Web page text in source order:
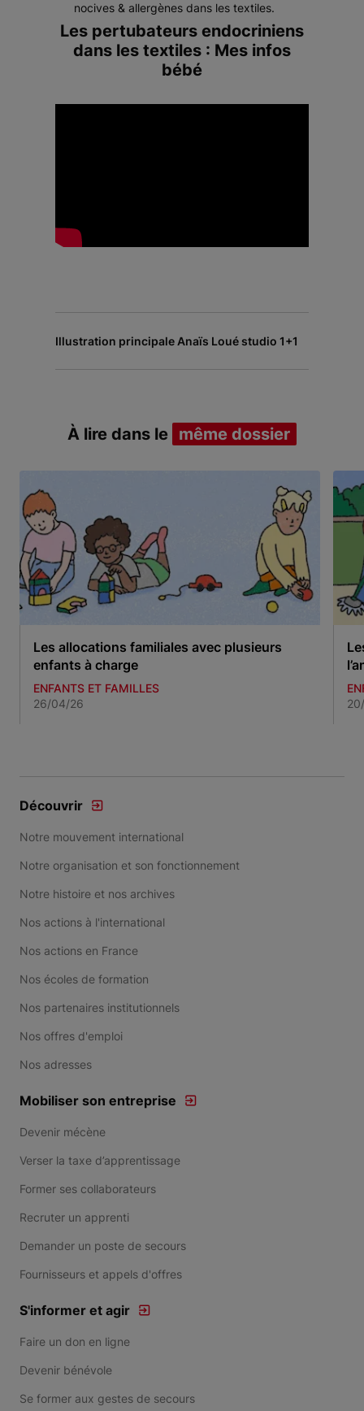
nocives & allergènes dans les textiles.
Les pertubateurs endocriniens
dans les textiles : Mes infos
bébé
Illustration principale Anaïs Loué studio 1+1
À lire dans le même dossier
Les allocations familiales avec plusieurs
enfants à charge
ENFANTS ET FAMILLES
26/04/26
Découvrir
Notre mouvement international
Notre organisation et son fonctionnement
Notre histoire et nos archives
Nos actions à l'international
Nos actions en France
Nos écoles de formation
Nos partenaires institutionnels
Nos offres d'emploi
Nos adresses
Mobiliser son entreprise
Devenir mécène
Verser la taxe d’apprentissage
Former ses collaborateurs
Recruter un apprenti
Demander un poste de secours
Fournisseurs et appels d'offres
S'informer et agir
Faire un don en ligne
Devenir bénévole
Se former aux gestes de secours